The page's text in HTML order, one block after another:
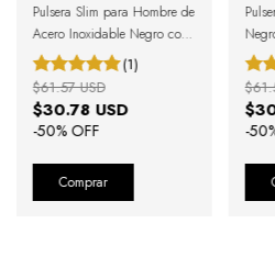
Pulsera Slim para Hombre de
Acero Inoxidable Negro con
Tres Esferas
(1)
$30.78 USD
-50% OFF
$61.57 USD
Comprar
-50